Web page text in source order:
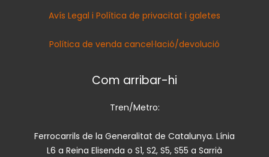
Avís Legal i Política de privacitat i galetes
Política de venda cancel·lació/devolució
Com arribar-hi
Tren/Metro:
Ferrocarrils de la Generalitat de Catalunya. Línia
L6 a Reina Elisenda o S1, S2, S5, S55 a Sarrià